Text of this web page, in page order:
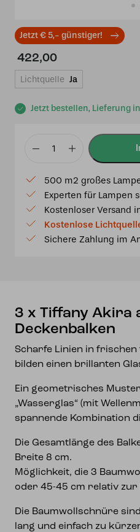
Jetzt € 5,- günstiger!
Jetzt bestellen, Lieferung
422,00
Lichtquelle Ja
Tiffany
Akira
auf
Deckenbalken
Menge
500 m2 großes
Experten für Lampen
Kostenloser Versand
Kostenlose
Sichere Zahlung im
3 x Tiffany Akira
Deckenbalken
Scharfe Linien in
bilden einen brillanten
Ein geometrisches
„Wasserglas“ (mit
spannende Kombination
Die Gesamtlänge des
Breite 8 cm.
Möglichkeit, die 3
oder 45-45 cm relativ zur
Die Baumwollschnüre
lang und einfach zu